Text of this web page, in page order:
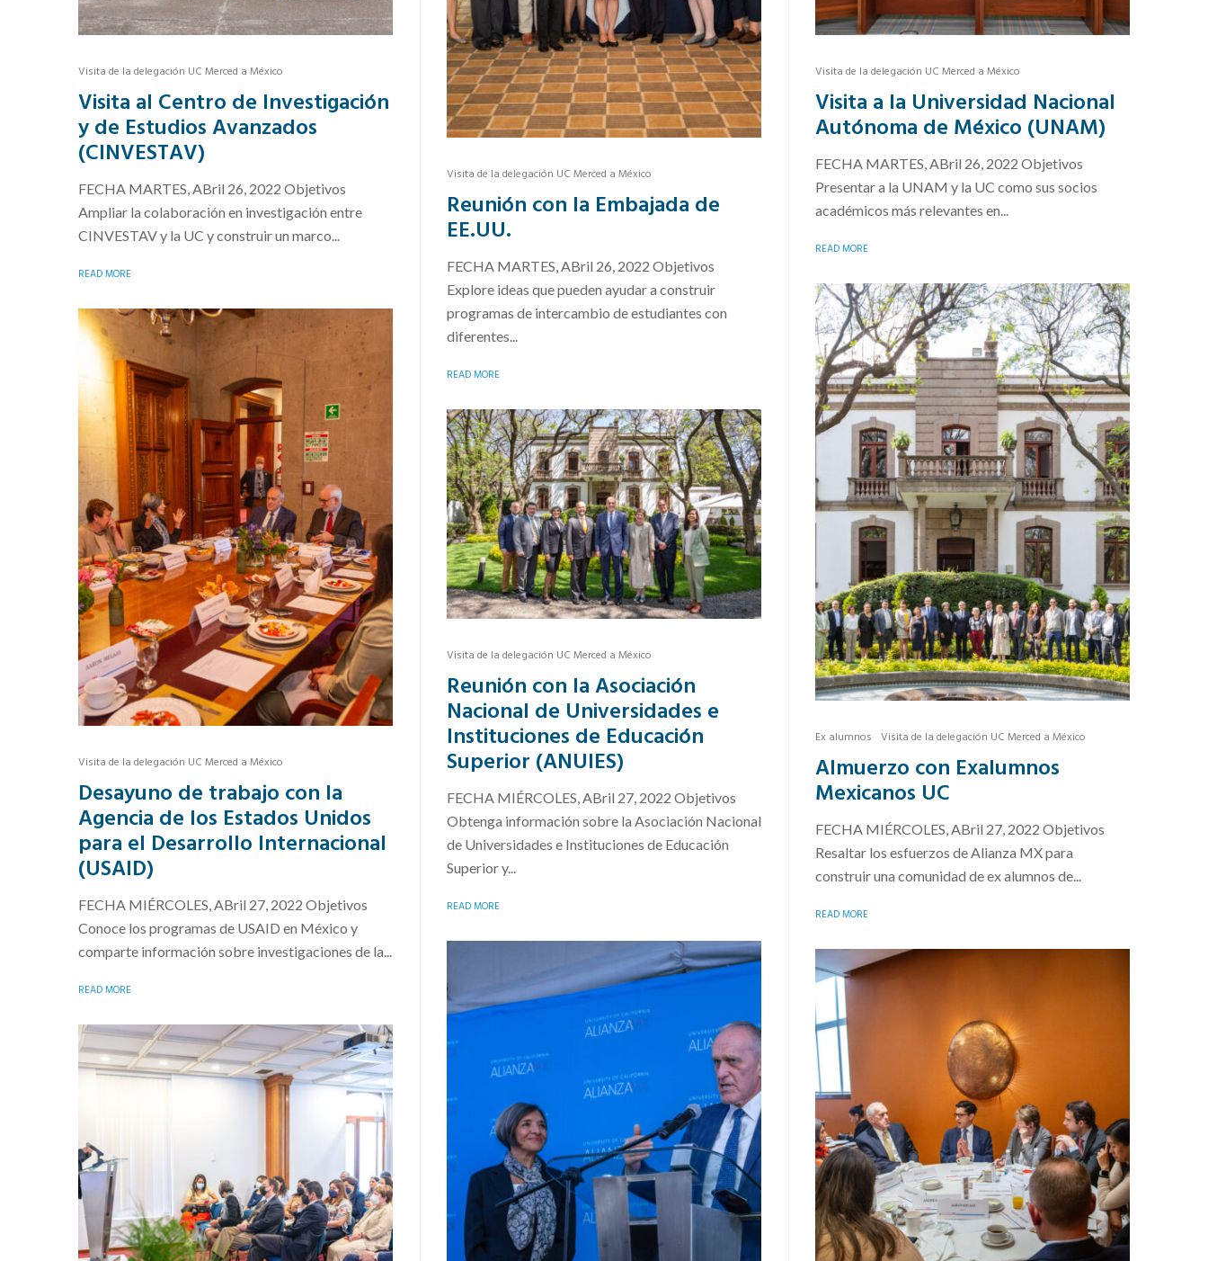
Visita de la delegación UC Merced a México
Visita al Centro de Investigación
y de Estudios Avanzados
(CINVESTAV)
FECHA MARTES, ABril 26, 2022 Objetivos
Ampliar la colaboración en investigación entre
CINVESTAV y la UC y construir un marco...
READ MORE
Visita de la delegación UC Merced a México
Desayuno de trabajo con la
Agencia de los Estados Unidos
para el Desarrollo Internacional
(USAID)
FECHA MIÉRCOLES, ABril 27, 2022 Objetivos
Conoce los programas de USAID en México y
comparte información sobre investigaciones de la...
READ MORE
Visita de la delegación UC Merced a México
Reunión con la Embajada de
EE.UU.
FECHA MARTES, ABril 26, 2022 Objetivos
Explore ideas que pueden ayudar a construir
programas de intercambio de estudiantes con
diferentes...
READ MORE
Visita de la delegación UC Merced a México
Reunión con la Asociación
Nacional de Universidades e
Instituciones de Educación
Superior (ANUIES)
FECHA MIÉRCOLES, ABril 27, 2022 Objetivos
Obtenga información sobre la Asociación Nacional
de Universidades e Instituciones de Educación
Superior y...
READ MORE
Visita de la delegación UC Merced a México
Visita a la Universidad Nacional
Autónoma de México (UNAM)
FECHA MARTES, ABril 26, 2022 Objetivos
Presentar a la UNAM y la UC como sus socios
académicos más relevantes en...
READ MORE
Ex alumnos Visita de la delegación UC Merced a México
Almuerzo con Exalumnos
Mexicanos UC
FECHA MIÉRCOLES, ABril 27, 2022 Objetivos
Resaltar los esfuerzos de Alianza MX para
construir una comunidad de ex alumnos de...
READ MORE